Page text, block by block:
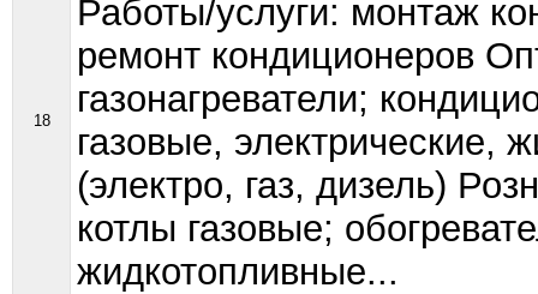
18
Работы/услуги: монтаж
ремонт кондиционеров
газонагреватели;
газовые, электрические,
(электро, газ, дизель)
котлы газовые;
жидкотопливные...